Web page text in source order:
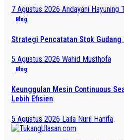
7 Agustus 2026 Andayani Hayuning
Blog
Strategi Pencatatan Stok
5 Agustus 2026 Wahid Musthofa
Blog
Keunggulan Mesin Continuous
Lebih Efisien
5 Agustus 2026 Laila Nuril Hanifa